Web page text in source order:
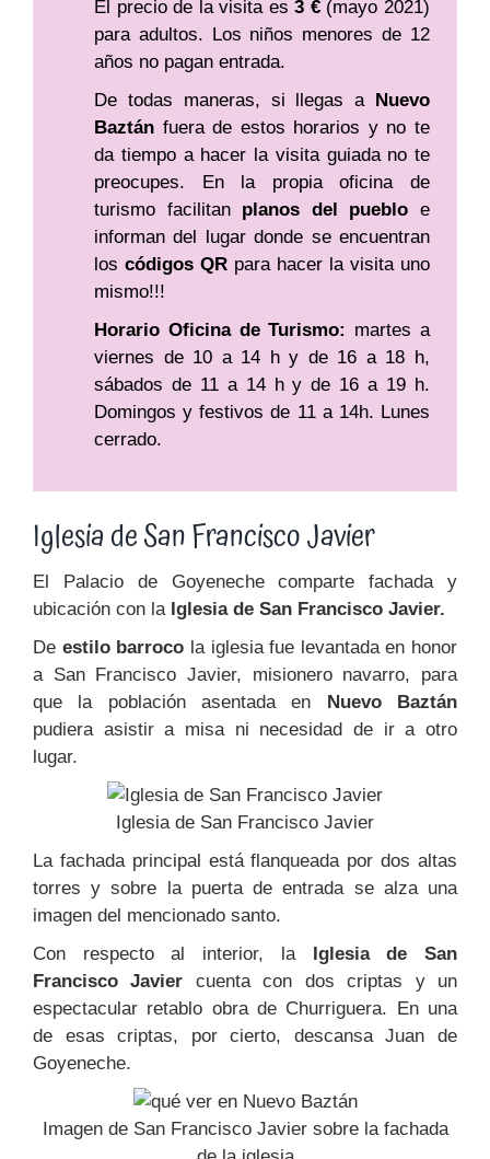
El precio de la visita es3 €(mayo 2021)
para adultos. Los niños menores de 12
años no pagan entrada.
De todas maneras, si llegas a Nuevo
Baztán fuera de estos horarios y no te
da tiempo a hacer la visita guiada no te
preocupes. En la propia oficina de
turismo facilitanplanos del pueblo e
informan del lugar donde se encuentran
los códigos QR para hacer la visita uno
mismo!!!
Horario Oficina de Turismo: martes a
viernes de 10 a 14 h y de 16 a 18 h,
sábados de 11 a 14 h y de 16 a 19 h.
Domingos y festivos de 11 a 14h. Lunes
cerrado.
Iglesia de San Francisco Javier
El Palacio de Goyeneche comparte fachada y
ubicación con la Iglesia de San Francisco Javier.
De estilo barroco la iglesia fue levantada en honor
a San Francisco Javier, misionero navarro, para
que la población asentada en Nuevo Baztán
pudiera asistir a misa ni necesidad de ir a otro
lugar.
Iglesia de San Francisco Javier
La fachada principal está flanqueada por dos altas
torres y sobre la puerta de entrada se alza una
imagen del mencionado santo.
Con respecto al interior, la Iglesia de San
Francisco Javier cuenta con dos criptas y un
espectacular retablo obra de Churriguera. En una
de esas criptas, por cierto, descansa Juan de
Goyeneche.
Imagen de San Francisco Javier sobre la fachada